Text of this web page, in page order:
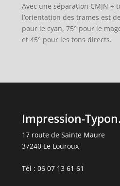
Avec une séparation CMJN +
l’orientation des trames est
pour le cyan, 75° pour le
et 45° pour les tons directs.
Impression-
17 route de Sainte Maure
37240 Le Louroux
Tél : 06 07 13 61 61